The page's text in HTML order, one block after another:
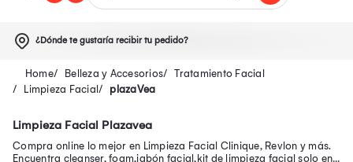
¿Dónde te gustaría recibir tu pedido?
Belleza y Accesorios
Tratamiento Facial
Limpieza Facial
plazaVea
Limpieza Facial Plazavea
Compra online lo mejor en Limpieza Facial Clinique, Revlon y más.
Encuentra cleanser, foam,jabón facial,kit de limpieza facial solo en